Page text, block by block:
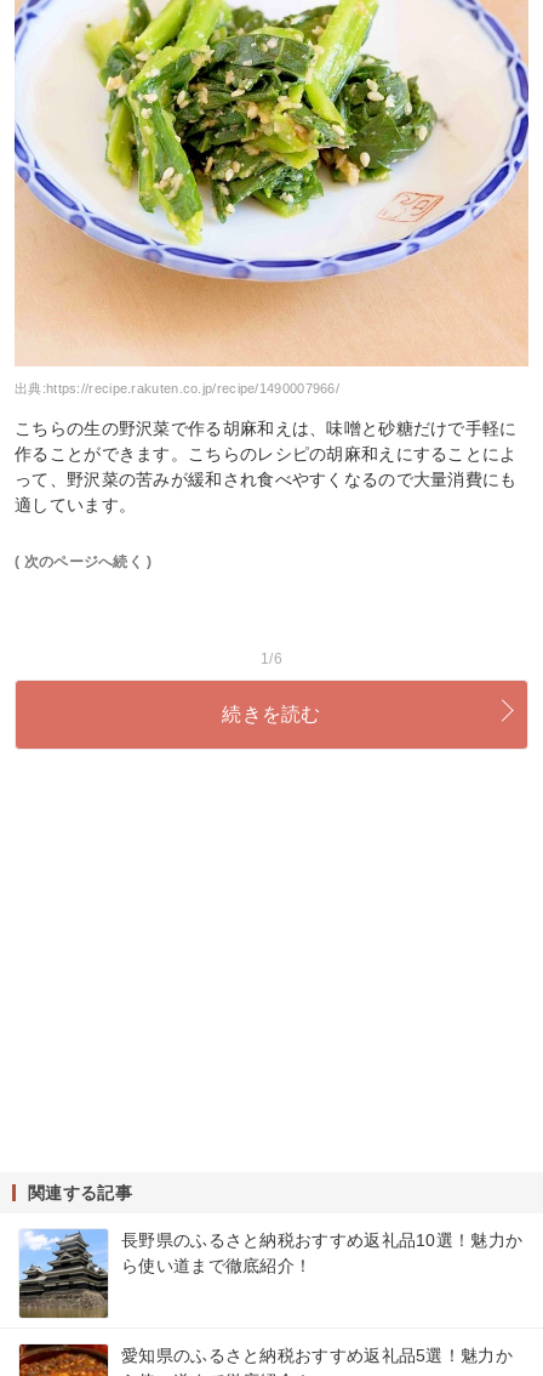
出典: https://recipe.rakuten.co.jp/recipe/1490007966/
こちらの生の野沢菜で作る胡麻和えは、味噌と砂糖だけで手軽に
作ることができます。こちらのレシピの胡麻和えにすることによ
って、野沢菜の苦みが緩和され食べやすくなるので大量消費にも
適しています。
( 次のページへ続く )
1/6
続きを読む
関連する記事
長野県のふるさと納税おすすめ返礼品10選！魅力か
ら使い道まで徹底紹介！
愛知県のふるさと納税おすすめ返礼品5選！魅力か